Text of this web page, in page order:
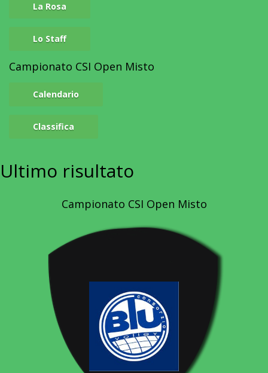
La Rosa
Lo Staff
Campionato CSI Open Misto
Calendario
Classifica
Ultimo risultato
Campionato CSI Open Misto